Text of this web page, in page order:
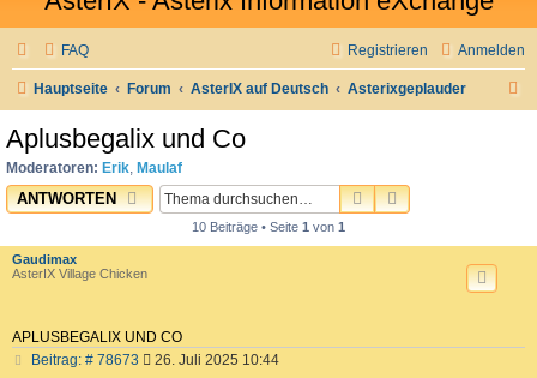
FAQ Anmelden
Registrieren
Hauptseite Forum AsterIX auf Deutsch Asterixgeplauder
Aplusbegalix und Co
Moderatoren: Erik, Maulaf
ANTWORTEN SUCHEERWEITERTE
10 Beiträge • Seite 1 von 1
Gaudimax
AsterIX Village Chicken
APLUSBEGALIX UND CO
Beitrag: # 78673B 26. Juli 2025 10:44